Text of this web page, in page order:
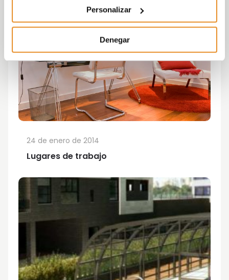
Personalizar
Denegar
Lugares de trabajo
24 de enero de 2014